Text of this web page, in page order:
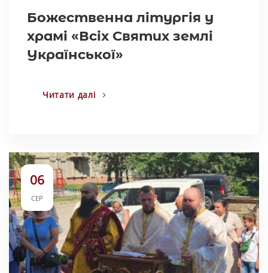
Божественна літургія у
храмі «Всіх Святих землі
Української»
Читати далі
06
СЕР